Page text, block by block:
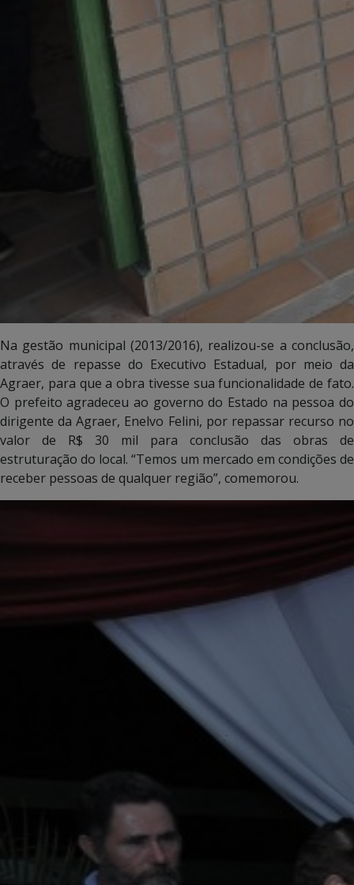
Na gestão municipal (2013/2016), realizou-se a conclusão,
através de repasse do Executivo Estadual, por meio da
Agraer, para que a obra tivesse sua funcionalidade de fato.
O prefeito agradeceu ao governo do Estado na pessoa do
dirigente da Agraer, Enelvo Felini, por repassar recurso no
valor de R$ 30 mil para conclusão das obras de
estruturação do local. “Temos um mercado em condições de
receber pessoas de qualquer região”, comemorou.